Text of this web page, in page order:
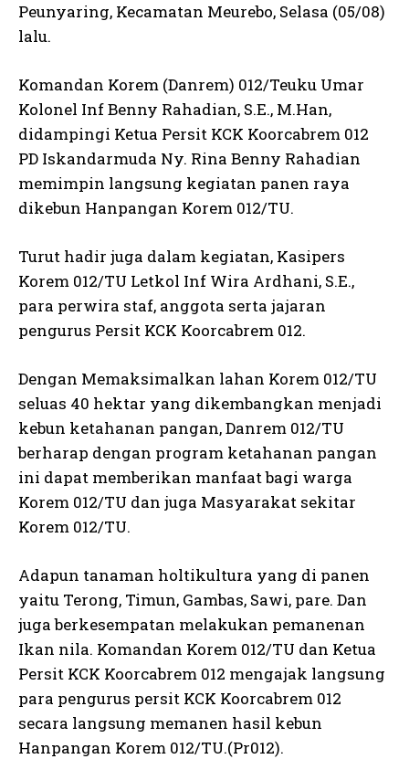
Peunyaring, Kecamatan Meurebo, Selasa (05/08)
lalu.
Komandan Korem (Danrem) 012/Teuku Umar
Kolonel Inf Benny Rahadian, S.E., M.Han,
didampingi Ketua Persit KCK Koorcabrem 012
PD Iskandarmuda Ny. Rina Benny Rahadian
memimpin langsung kegiatan panen raya
dikebun Hanpangan Korem 012/TU.
Turut hadir juga dalam kegiatan, Kasipers
Korem 012/TU Letkol Inf Wira Ardhani, S.E.,
para perwira staf, anggota serta jajaran
pengurus Persit KCK Koorcabrem 012.
Dengan Memaksimalkan lahan Korem 012/TU
seluas 40 hektar yang dikembangkan menjadi
kebun ketahanan pangan, Danrem 012/TU
berharap dengan program ketahanan pangan
ini dapat memberikan manfaat bagi warga
Korem 012/TU dan juga Masyarakat sekitar
Korem 012/TU.
Adapun tanaman holtikultura yang di panen
yaitu Terong, Timun, Gambas, Sawi, pare. Dan
juga berkesempatan melakukan pemanenan
Ikan nila. Komandan Korem 012/TU dan Ketua
Persit KCK Koorcabrem 012 mengajak langsung
para pengurus persit KCK Koorcabrem 012
secara langsung memanen hasil kebun
Hanpangan Korem 012/TU.(Pr012).